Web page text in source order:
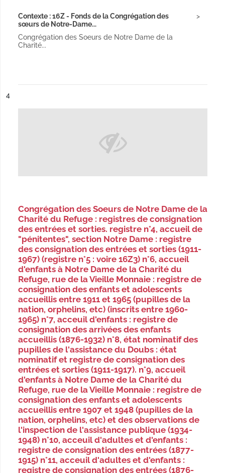
Contexte : 16Z - Fonds de la Congrégation des
sœurs de Notre-Dame...
Congrégation des Soeurs de Notre Dame de la
Charité...
n°
4
Congrégation des Soeurs de Notre Dame de la
Charité du Refuge : registres de consignation
des entrées et sorties. registre n°4, accueil de
"pénitentes", section Notre Dame : registre
des consignation des entrées et sorties (1911-
1967) (registre n°5 : voire 16Z3) n°6, accueil
d'enfants à Notre Dame de la Charité du
Refuge, rue de la Vieille Monnaie : registre de
consignation des enfants et adolescents
accueillis entre 1911 et 1965 (pupilles de la
nation, orphelins, etc) (inscrits entre 1960-
1965) n°7, acceuil d'enfants : registre de
consignation des arrivées des enfants
accueillis (1876-1932) n°8, état nominatif des
pupilles de l'assistance du Doubs : état
nominatif et registre de consignation des
entrées et sorties (1911-1917). n°9, accueil
d'enfants à Notre Dame de la Charité du
Refuge, rue de la Vieille Monnaie : registre de
consignation des enfants et adolescents
accueillis entre 1907 et 1948 (pupilles de la
nation, orphelins, etc) et des observations de
l'inspection de l'assistance publique (1934-
1948) n°10, acceuil d'adultes et d'enfants :
registre de consignation des entrées (1877-
1915) n°11, acceuil d'adultes et d'enfants :
registre de consignation des entrées (1876-